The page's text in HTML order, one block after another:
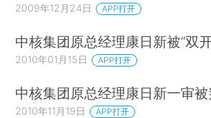
2009年12月24日 APP打开
中核集团原总经理康日新被“双
2010年01月15日 APP打开
中核集团原总经理康日新一审
2010年11月19日 APP打开